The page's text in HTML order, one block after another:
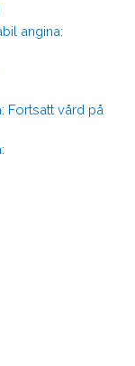
angina:
Fortsatt vård på